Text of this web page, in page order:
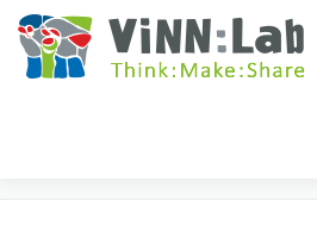
Zum
Inhalt
springen